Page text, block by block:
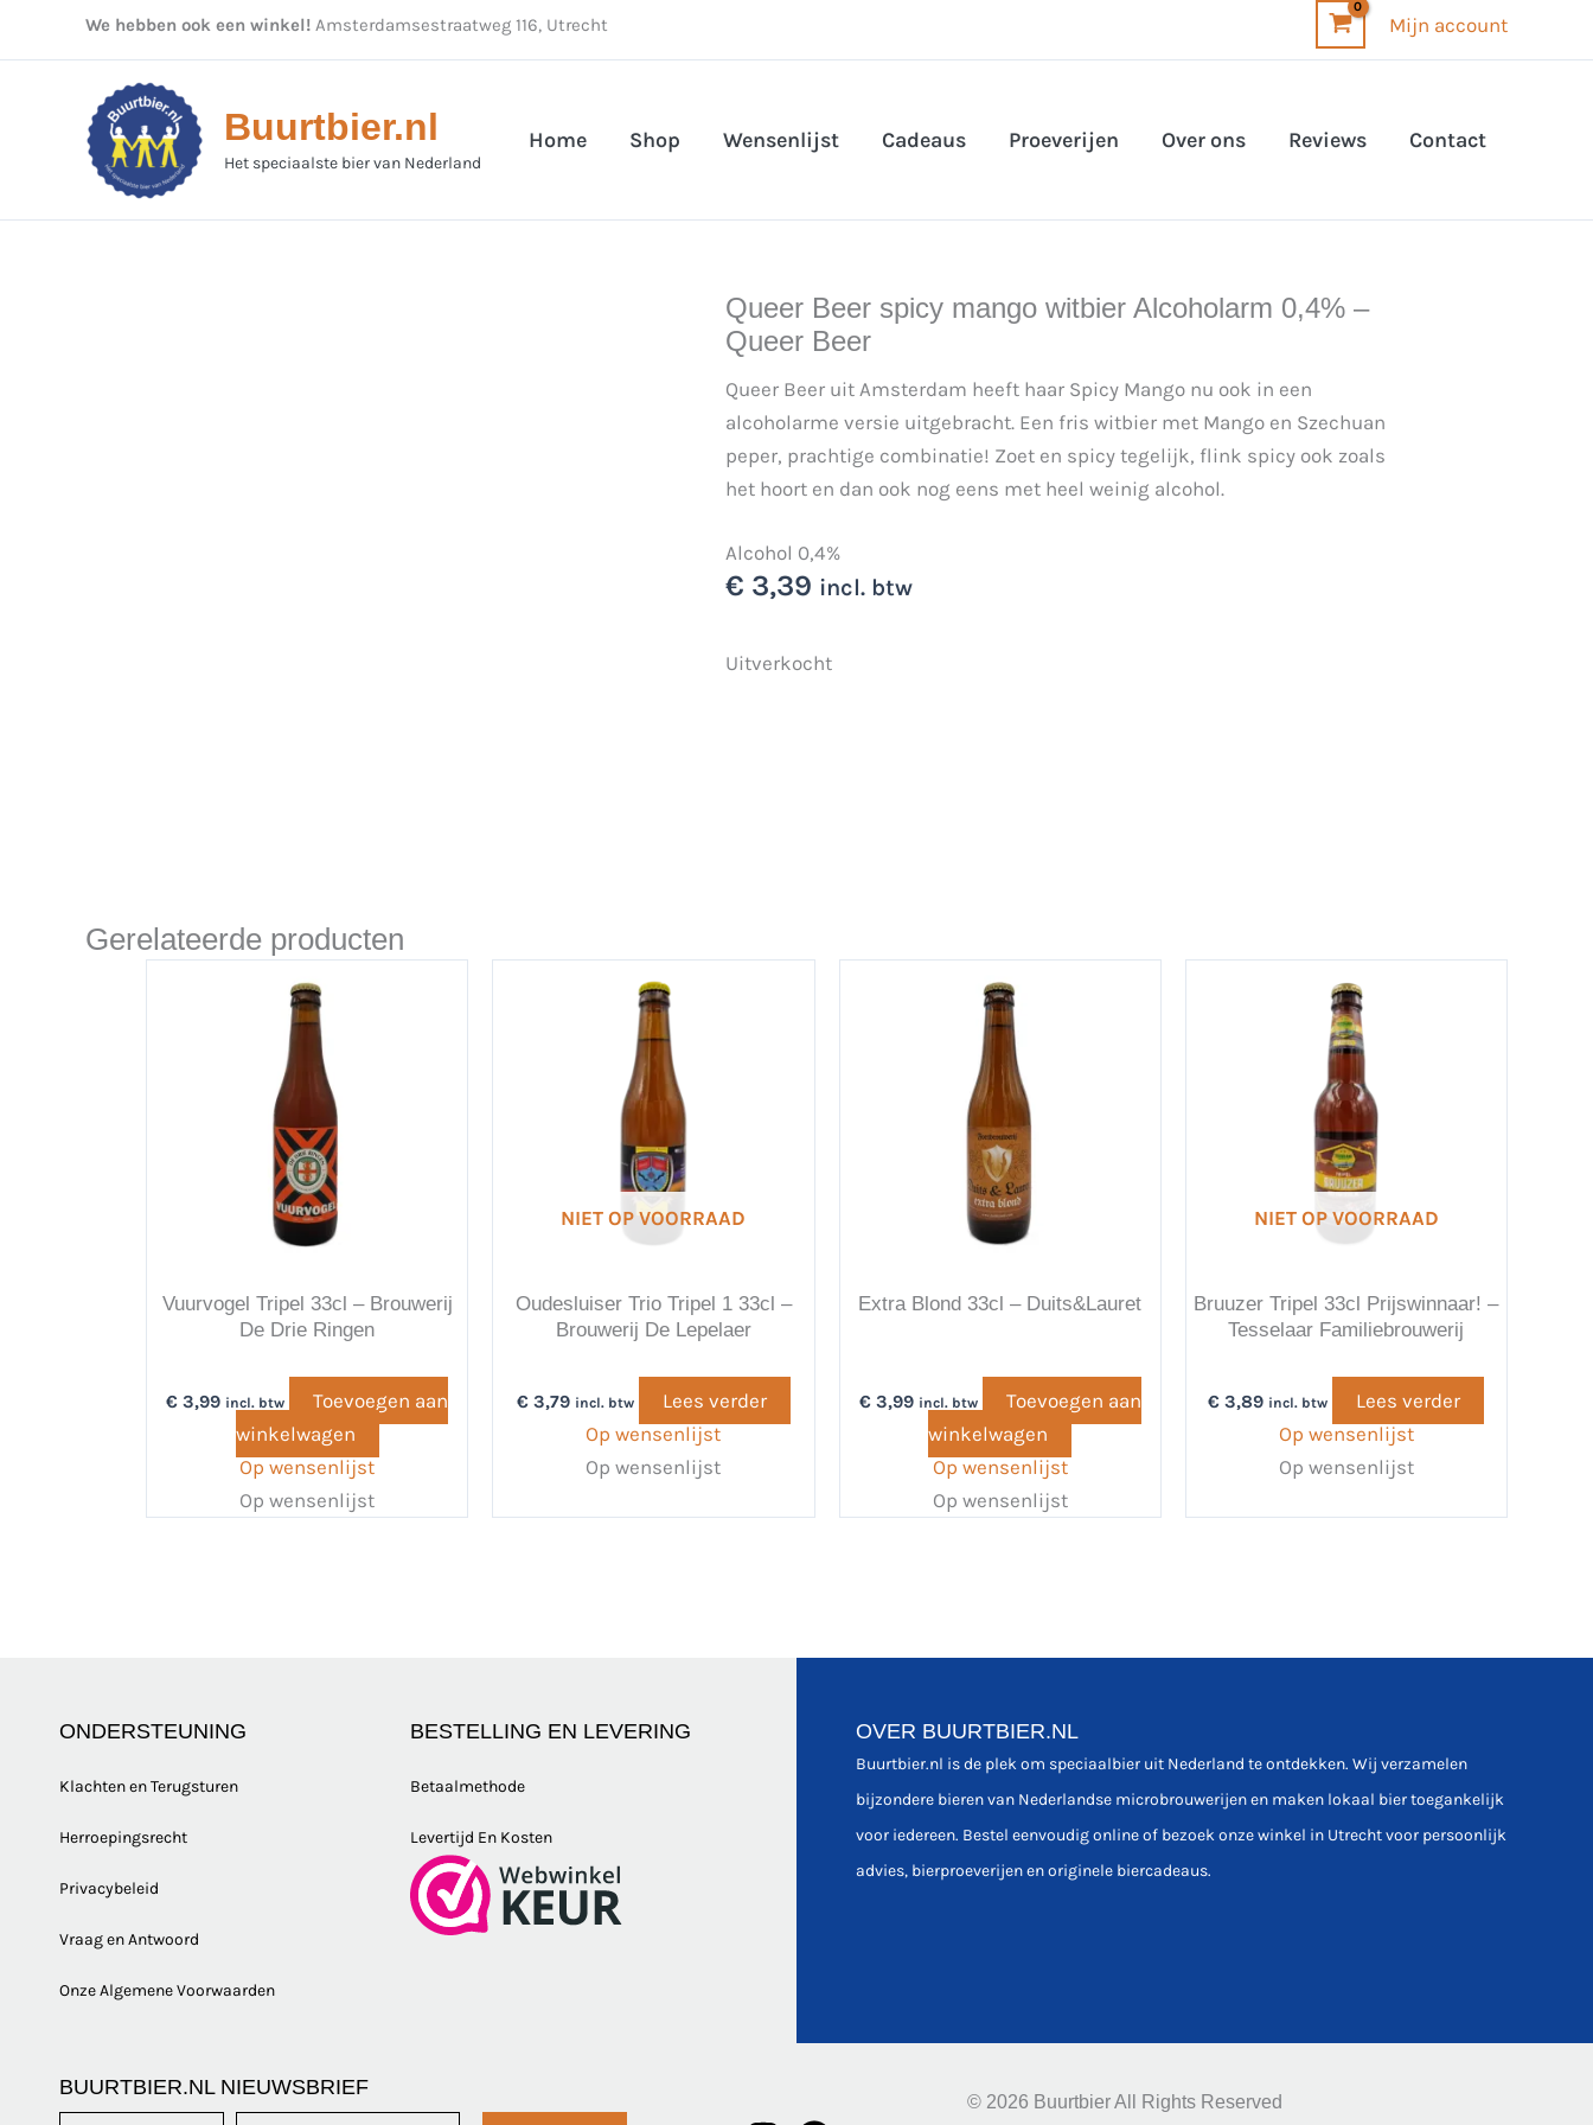
We hebben ook een winkel! Amsterdamsestraatweg 116, Utrecht Mijn account
Buurtbier.nl
Het speciaalste bier van Nederland
Home Shop Wensenlijst Cadeaus Proeverijen Over ons Reviews Contact
Queer Beer spicy mango witbier Alcoholarm 0,4% –
Queer Beer
Queer Beer uit Amsterdam heeft haar Spicy Mango nu ook in een
alcoholarme versie uitgebracht. Een fris witbier met Mango en Szechuan
peper, prachtige combinatie! Zoet en spicy tegelijk, flink spicy ook zoals
het hoort en dan ook nog eens met heel weinig alcohol.
Alcohol 0,4%
€ 3,39 incl. btw
Uitverkocht
Gerelateerde producten
Vuurvogel Tripel 33cl – Brouwerij
De Drie Ringen
€ 3,99 incl. btw
Toevoegen aan
winkelwagen
Op wensenlijst
Op wensenlijst
NIET OP VOORRAAD
Oudesluiser Trio Tripel 1 33cl –
Brouwerij De Lepelaer
€3,79 incl. btw
Lees verder
Op wensenlijst
Op wensenlijst
Extra Blond 33cl – Duits&Lauret
€3,99 incl. btw
Toevoegen aan
winkelwagen
Op wensenlijst
Op wensenlijst
NIET OP VOORRAAD
Bruuzer Tripel 33cl Prijswinnaar! –
Tesselaar Familiebrouwerij
€ 3,89 incl. btw
Lees verder
Op wensenlijst
Op wensenlijst
ONDERSTEUNING
Klachten en Terugsturen
Herroepingsrecht
Privacybeleid
Vraag en Antwoord
Onze Algemene Voorwaarden
BESTELLING EN LEVERING
Betaalmethode
Levertijd En Kosten
OVER BUURTBIER.NL
Buurtbier.nl is de plek om speciaalbier uit Nederland te ontdekken. Wij verzamelen
bijzondere bieren van Nederlandse microbrouwerijen en maken lokaal bier toegankelijk
voor iedereen. Bestel eenvoudig online of bezoek onze winkel in Utrecht voor persoonlijk
advies, bierproeverijen en originele biercadeaus.
BUURTBIER.NL NIEUWSBRIEF
© 2026 Buurtbier All Rights Reserved